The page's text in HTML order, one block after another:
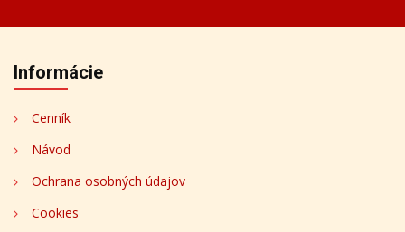
Informácie
Cenník
Návod
Ochrana osobných údajov
Cookies